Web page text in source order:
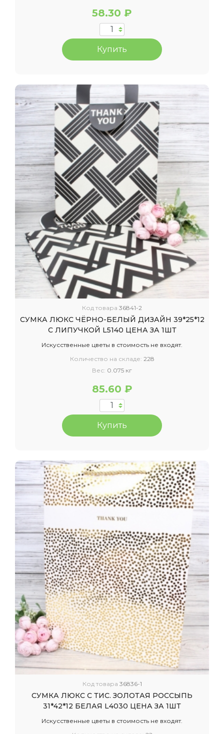
58.30 ₽
Купить
Код товара 36841-2
СУМКА ЛЮКС ЧЁРНО-БЕЛЫЙ ДИЗАЙН 39*25*12
С ЛИПУЧКОЙ L5140 ЦЕНА ЗА 1ШТ
Искусственные цветы в стоимость не входят.
Количество на складе: 228
Вес: 0.075 кг
85.60 ₽
Купить
Код товара 36836-1
СУМКА ЛЮКС С ТИС. ЗОЛОТАЯ РОССЫПЬ
31*42*12 БЕЛАЯ L4030 ЦЕНА ЗА 1ШТ
Искусственные цветы в стоимость не входят.